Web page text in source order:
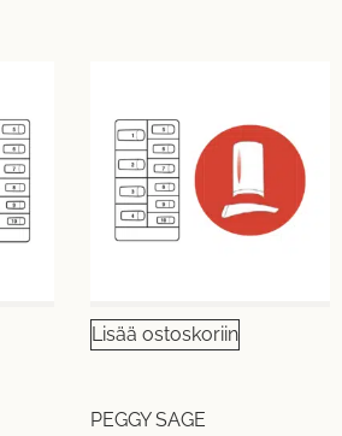
Lisää ostoskoriin
PEGGY SAGE